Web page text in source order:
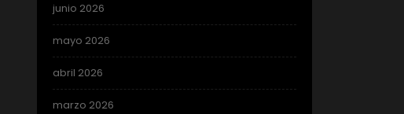
junio 2026
mayo 2026
abril 2026
marzo 2026